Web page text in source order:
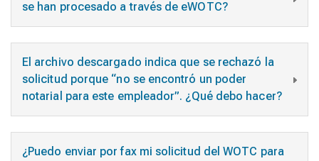
se han procesado a través de eWOTC?
El archivo descargado indica que se rechazó la
solicitud porque “no se encontró un poder
notarial para este empleador”. ¿Qué debo hacer?
¿Puedo enviar por fax mi solicitud del WOTC para